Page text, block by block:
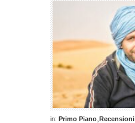
in: Primo Piano Recensioni